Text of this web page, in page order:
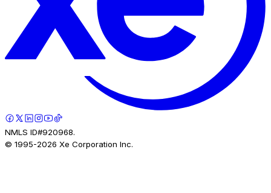
NMLS ID#920968.
© 1995-2026 Xe Corporation Inc.